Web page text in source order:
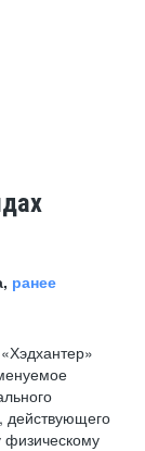
ранее
действующего
физическому